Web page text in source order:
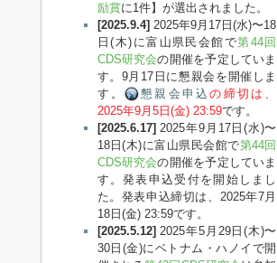
励賞に1件】が選出されました。
[2025.9.4] 2025年9月17日(水)〜18
日(木)に富山県民会館で第44回
CDS研究会の開催を予定していま
す。9月17日に懇親会を開催しま
す。
懇親会申込の締切は、
2025年9月5日(金) 23:59です。
[2025.6.17] 2025年9月17日(水)〜
18日(木)に富山県民会館で第44回
CDS研究会の開催を予定していま
す。発表申込受付を開始しまし
た。発表申込締切は、2025年7月
18日(金) 23:59です。
[2025.5.12] 2025年5月29日(木)〜
30日(金)にベトナム・ハノイで開